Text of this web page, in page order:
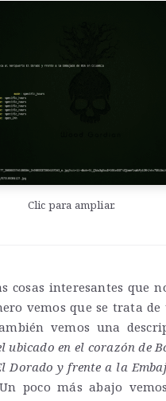
Clic para ampliar.
cosas interesantes que
vemos que se trata
vemos una
ubicado en el corazón de
Dorado y frente a la
poco más abajo